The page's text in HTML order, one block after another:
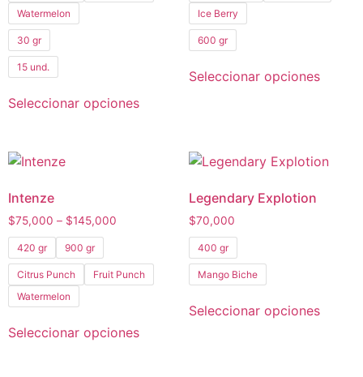
Watermelon
30 gr
15 und.
Seleccionar opciones
Ice Berry
600 gr
Seleccionar opciones
Intenze
$75,000 – $145,000
420 gr 900 gr
Citrus Punch
Fruit Punch
Watermelon
Seleccionar opciones
Legendary Explotion
$70,000
400 gr
Mango Biche
Seleccionar opciones